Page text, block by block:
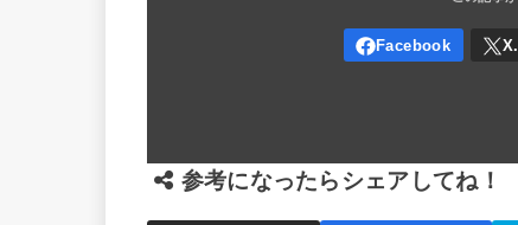
参考になったらシェアしてね！